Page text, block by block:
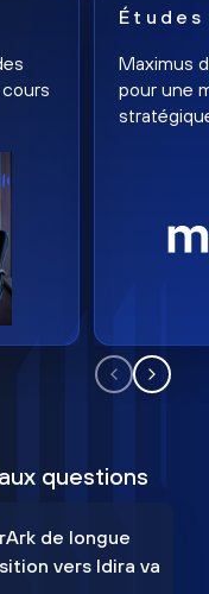
Études
Maximus
pour une
questions
de longue
vers Idira va